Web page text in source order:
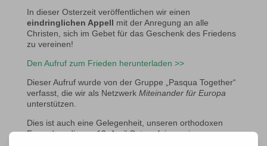
In dieser Osterzeit veröffentlichen wir einen
eindringlichen Appell mit der Anregung an alle
Christen, sich im Gebet für das Geschenk des Friedens
zu vereinen!
Den Aufruf zum Frieden herunterladen >>
Dieser Aufruf wurde von der Gruppe „Pasqua Together“
verfasst, die wir als Netzwerk Miteinander für Europa
unterstützen.
Dies ist auch eine Gelegenheit, unseren orthodoxen
Freunden, die am 12. April Ostern feiern, ein